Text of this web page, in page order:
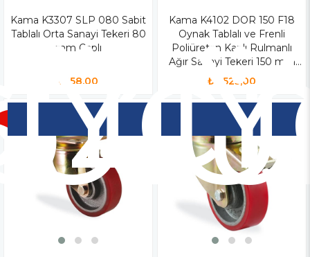
Kama K3307 SLP 080 Sabit
Tablalı Orta Sanayi Tekeri 80
mm Çaplı
₺158,00
Kama K4102 DOR 150 F18
Oynak Tablalı ve Frenli
Poliüretan Kaplı Rulmanlı
Ağır Sanayi Tekeri 150 mm
Çaplı (6 mm Tablalı)
₺2.525,00